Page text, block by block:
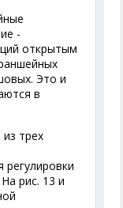
-
открытым
Это и
в
трех
рис. 13 и